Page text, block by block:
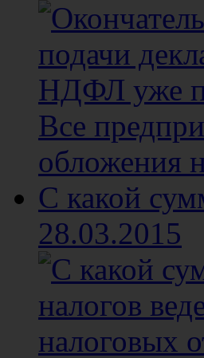
Все
обложения
С какой
28.03.2015